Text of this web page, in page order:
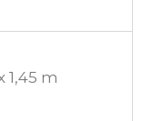
1,45 m